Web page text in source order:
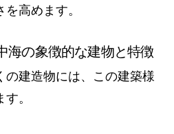
高めます。
海の象徴的な建物と特徴
の建造物には、この建築様
。